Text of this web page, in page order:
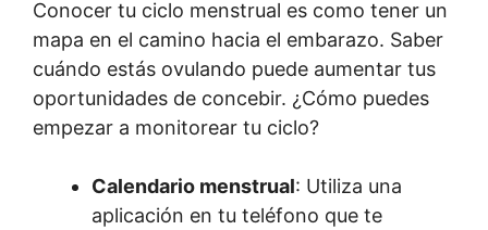
Conocer tu ciclo menstrual es como tener un
mapa en el camino hacia el embarazo. Saber
cuándo estás ovulando puede aumentar tus
oportunidades de concebir. ¿Cómo puedes
empezar a monitorear tu ciclo?
Calendario menstrual: Utiliza una
aplicación en tu teléfono que te